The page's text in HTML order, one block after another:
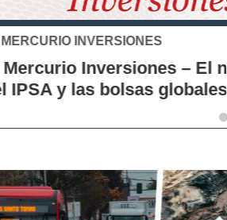
SANTO TOMÁS
IP-CFT Santo Tomás y Red
Municipales firman
la innovación en los